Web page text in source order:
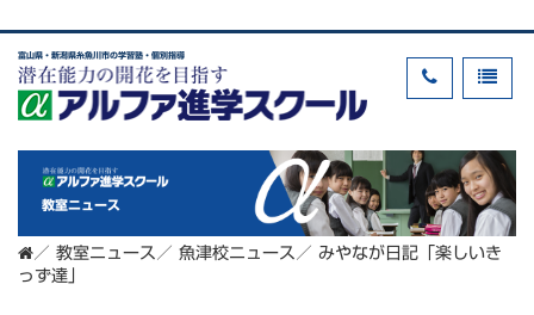
富山県・新潟県糸魚川市の学習塾・個別指導
教室ニュース
／ 教室ニュース ／ 魚津校ニュース ／ みやなが日記「楽しいき
っず達」